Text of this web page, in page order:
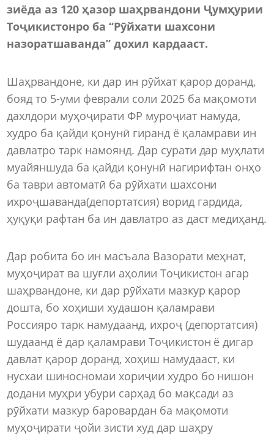
зиёда аз 120 ҳазор шаҳрвандони Ҷумҳурии
Тоҷикистонро ба “Рӯйхати шахсони
назоратшаванда” дохил кардааст.
Шаҳрвандоне, ки дар ин рӯйхат қарор доранд,
бояд то 5-уми феврали соли 2025 ба мақомоти
дахлдори муҳоҷирати ФР муроҷиат намуда,
худро ба қайди қонунӣ гиранд ё қаламрави ин
давлатро тарк намоянд. Дар сурати дар муҳлати
муайяншуда ба қайди қонунӣ нагирифтан онҳо
ба таври автоматӣ ба рӯйхати шахсони
ихроҷшаванда(депортатсия) ворид гардида,
ҳуқуқи рафтан ба ин давлатро аз даст медиҳанд.
Дар робита бо ин масъала Вазорати меҳнат,
муҳоҷират ва шуғли аҳолии Тоҷикистон агар
шаҳрвандоне, ки дар рӯйхати мазкур қарор
дошта, бо хоҳиши худашон қаламрави
Россияро тарк намудаанд, ихроҷ (депортатсия)
шудаанд ё дар қаламрави Тоҷикистон ё дигар
давлат қарор доранд, хоҳиш намудааст, ки
нусхаи шиносномаи хориҷии худро бо нишон
додани муҳри убури сарҳад бо мақсади аз
рӯйхати мазкур баровардан ба мақомоти
муҳоҷирати ҷойи зисти худ дар шаҳру